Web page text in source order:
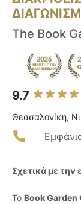
The Book
9.7
Θεσσαλονίκη,
Σχετικά με την
Το Book